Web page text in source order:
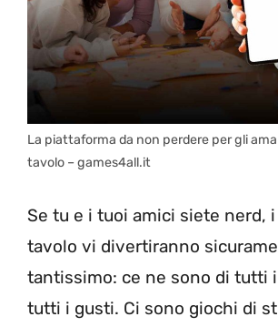
La piattaforma da non perdere per gli
tavolo – games4all.it
Se tu e i tuoi amici siete nerd,
tavolo vi divertiranno
tantissimo: ce ne sono di tutti
tutti i gusti. Ci sono giochi di